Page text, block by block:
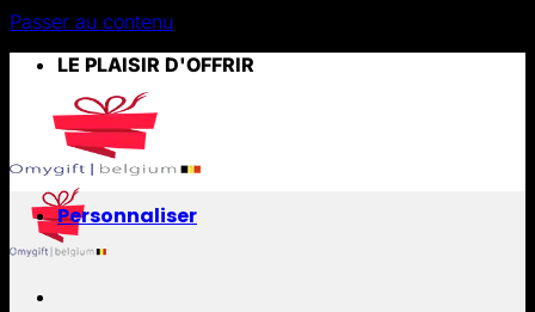
Passer au contenu
LE PLAISIR D'OFFRIR
Personnaliser